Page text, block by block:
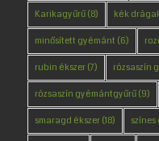
Karikagyűrű(8) kék
minősített gyémánt (6)
rubin ékszer(7) rózsaszín
rózsaszín gyémántgyűrű(9)
smaragd ékszer(18)